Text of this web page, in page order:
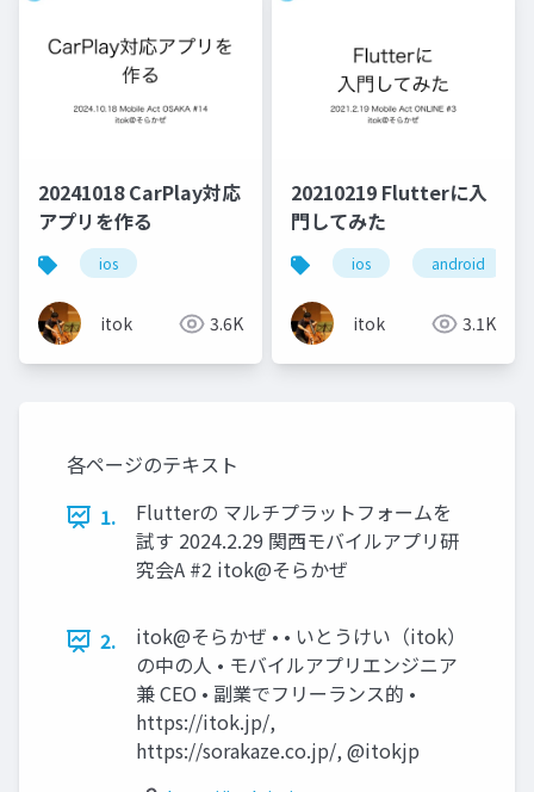
20241018 CarPlay対応
アプリを作る
ios
itok 3.6K
20210219 Flutterに入
門してみた
ios android
itok 3.1K
各ページのテキスト
1.
Flutterの マルチプラットフォームを
試す 2024.2.29 関西モバイルアプリ研
究会A #2 itok@そらかぜ
2.
itok@そらかぜ • • いとうけい（itok）
の中の人 • モバイルアプリエンジニア
兼 CEO • 副業でフリーランス的 •
https://itok.jp/,
https://sorakaze.co.jp/, @itokjp